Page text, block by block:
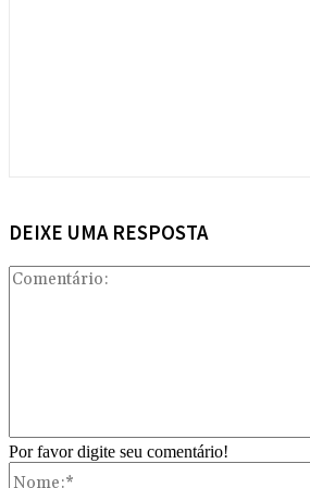
DEIXE UMA RESPOSTA
Por favor digite seu comentário!